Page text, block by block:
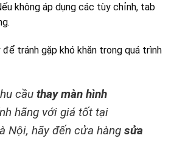
không áp dụng các tùy chỉnh, tab
để tránh gặp khó khăn trong quá trình
cầu thay màn hình
hãng với giá tốt tại
Nội, hãy đến cửa hàng sửa